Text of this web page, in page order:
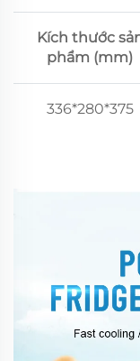
Kích thước
phẩm (mm)
336*280*375